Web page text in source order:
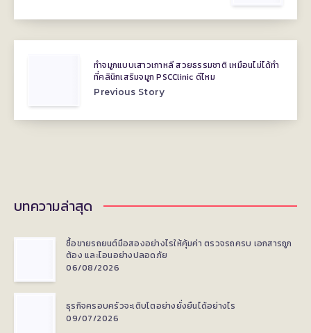
ทำจมูกแบบเสาวเกาหลี สวยธรรมชาติ เหมือนไม่ได้ทำ
ที่คลินิกเสริมจมูก PSCClinic ดีไหม
Previous Story
บทความล่าสุด
ซื้อขายรถยนต์มือสองอย่างไรให้คุ้มค่า ตรวจรถครบ เอกสารถูก
ต้อง และโอนอย่างปลอดภัย
06/08/2026
ธุรกิจครอบครัวจะเติบโตอย่างยั่งยืนได้อย่างไร
09/07/2026